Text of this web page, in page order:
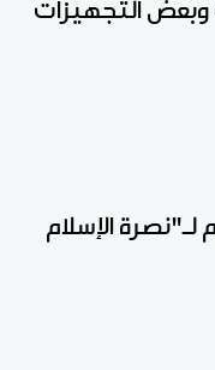
4 مروحيات وبعض التجهيزات
هجوم لـ"نصرة الإسلام